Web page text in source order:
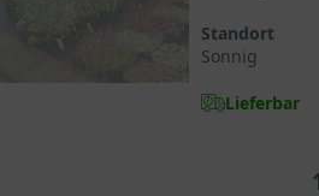
Standort
Sonnig
Lieferbar